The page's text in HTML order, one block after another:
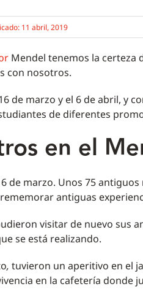
11 abril, 2019
Mendel tenemos la certeza
con nosotros.
de marzo y el 6 de abril, y
de diferentes
en el
de marzo. Unos 75
antiguas
visitar de nuevo sus
se está realizando.
, tuvieron un aperitivo en el
en la cafetería donde